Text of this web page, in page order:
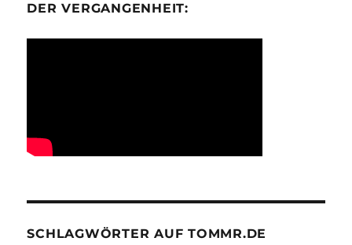
ER VERGANGENHEIT:
SCHLAGWÖRTER AUF TOMMR.DE